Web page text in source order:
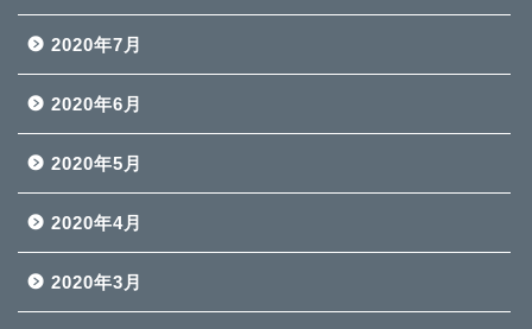
2020年7月
2020年6月
2020年5月
2020年4月
2020年3月